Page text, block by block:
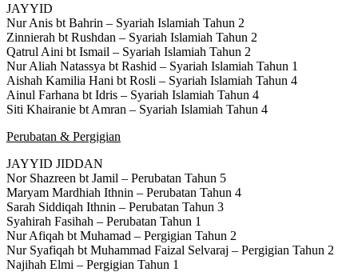
JAYYID
Nur Anis bt Bahrin – Syariah Islamiah Tahun 2
Zinnierah bt Rushdan – Syariah Islamiah Tahun 2
Qatrul Aini bt Ismail – Syariah Islamiah Tahun 2
Nur Aliah Natassya bt Rashid – Syariah Islamiah Tahun 1
Aishah Kamilia Hani bt Rosli – Syariah Islamiah Tahun 4
Ainul Farhana bt Idris – Syariah Islamiah Tahun 4
Siti Khairanie bt Amran – Syariah Islamiah Tahun 4
Perubatan & Pergigian
JAYYID JIDDAN
Nor Shazreen bt Jamil – Perubatan Tahun 5
Maryam Mardhiah Ithnin – Perubatan Tahun 4
Sarah Siddiqah Ithnin – Perubatan Tahun 3
Syahirah Fasihah – Perubatan Tahun 1
Nur Afiqah bt Muhamad – Pergigian Tahun 2
Nur Syafiqah bt Muhammad Faizal Selvaraj – Pergigian Tahun 2
Najihah Elmi – Pergigian Tahun 1